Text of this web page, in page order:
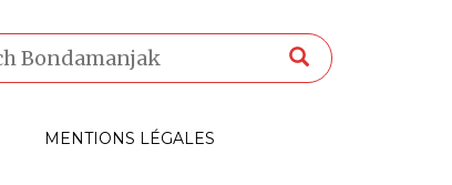
MENTIONS LÉGALES